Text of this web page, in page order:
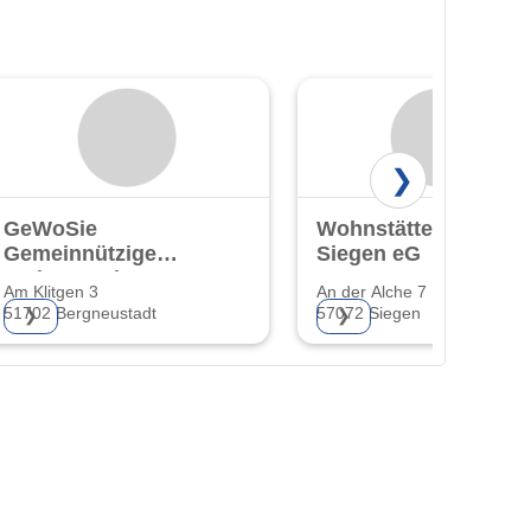
GeWoSie
Gemeinnützige
Wohnungsbau-
und
Siedlungsgen. eG
Am Klitgen 3
51702 Bergneustadt
❯
Siegen eG
An der Alche 7
57072 Siegen
❯
❯